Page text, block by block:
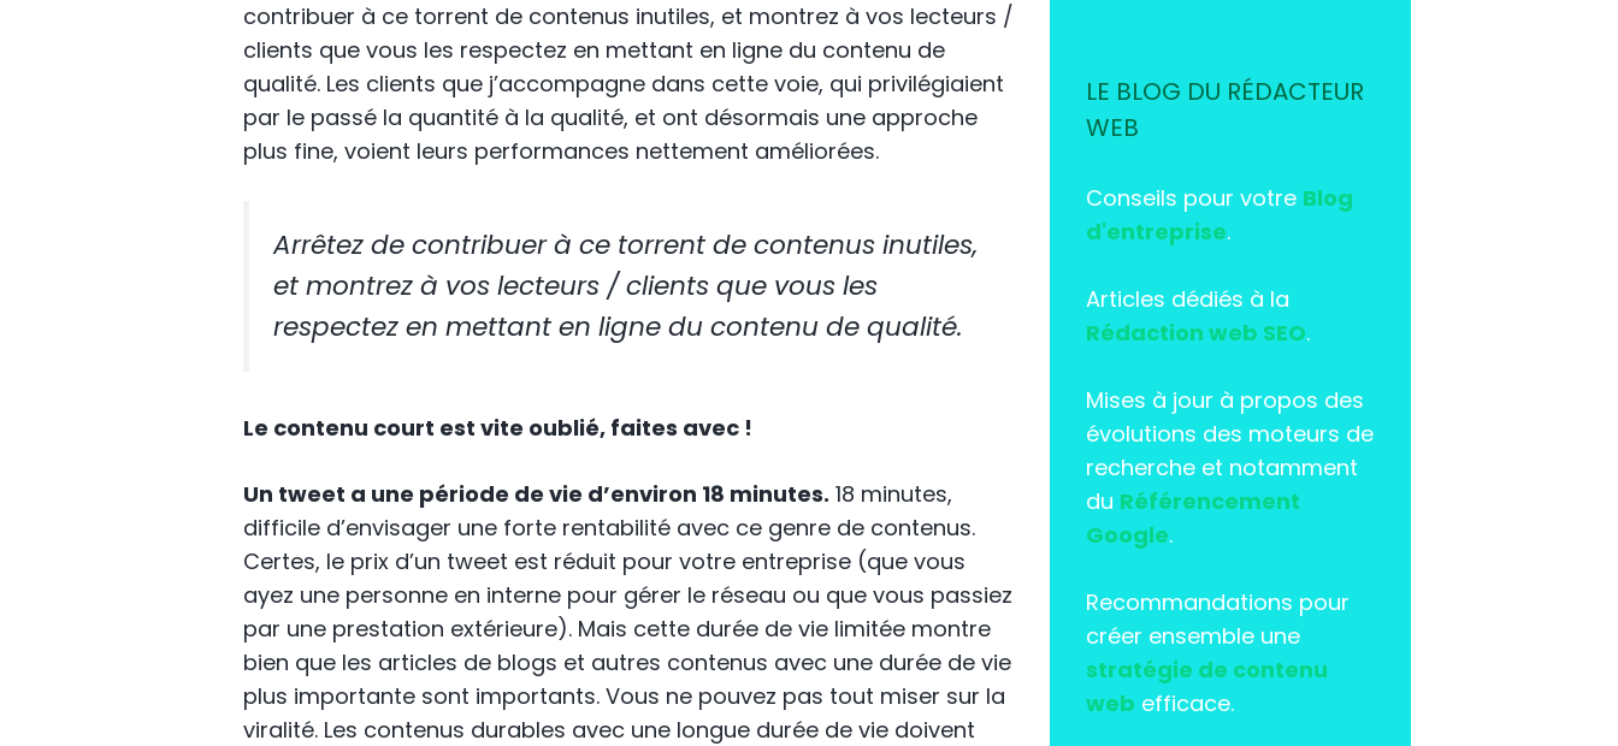
contribuer à ce torrent de contenus inutiles, et montrez à vos lecteurs /
clients que vous les respectez en mettant en ligne du contenu de
qualité. Les clients que j’accompagne dans cette voie, qui privilégiaient
par le passé la quantité à la qualité, et ont désormais une approche
plus fine, voient leurs performances nettement améliorées.
Arrêtez de contribuer à ce torrent de contenus inutiles,
et montrez à vos lecteurs / clients que vous les
respectez en mettant en ligne du contenu de qualité.
Le contenu court est vite oublié, faites avec !
Un tweet a une période de vie d’environ 18 minutes. 18 minutes,
difficile d’envisager une forte rentabilité avec ce genre de contenus.
Certes, le prix d’un tweet est réduit pour votre entreprise (que vous
ayez une personne en interne pour gérer le réseau ou que vous passiez
par une prestation extérieure). Mais cette durée de vie limitée montre
bien que les articles de blogs et autres contenus avec une durée de vie
plus importante sont importants. Vous ne pouvez pas tout miser sur la
viralité. Les contenus durables avec une longue durée de vie doivent
LE BLOG DU RÉDACTEUR
WEB
Conseils pour votre Blog
d'entreprise.
Articles dédiés à la
Rédaction web SEO.
Mises à jour à propos des
évolutions des moteurs de
recherche et notamment
du Référencement
Google.
Recommandations pour
créer ensemble une
stratégie de contenu
web efficace.